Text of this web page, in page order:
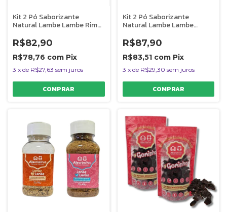
Kit 2 Pó Saborizante
Natural Lambe Lambe Rim
AlecrimPet
R$82,90
R$78,76 com Pix
3 x de R$27,63 sem juros
Kit 2 Pó Saborizante
Natural Lambe Lambe
Bov AlecrimPet
R$87,90
R$83,51 com Pix
3 x de R$29,30 sem juros